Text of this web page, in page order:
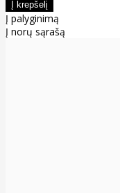
Į palyginimą
Į norų sąrašą